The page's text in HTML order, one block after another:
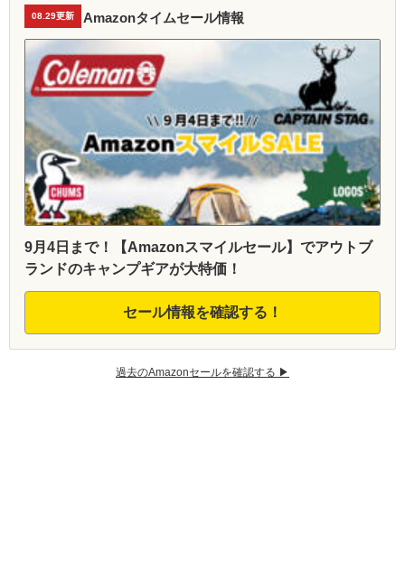
08.29更新 Amazonタイムセール情報
9月4日まで！【Amazonスマイルセール】でアウトブ
ランドのキャンプギアが大特価！
セール情報を確認する！
過去のAmazonセールを確認する ▶︎